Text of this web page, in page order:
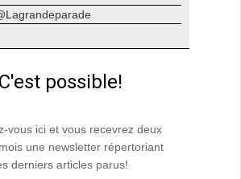
C'est possible!
vous ici et vous recevrez deux
une newsletter répertoriant
derniers articles parus!